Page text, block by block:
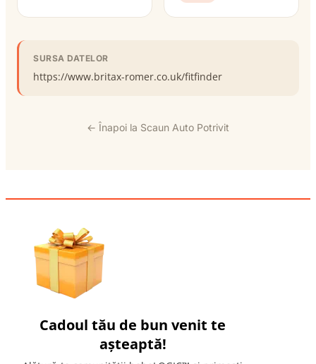
SURSA DATELOR
https://www.britax-romer.co.uk/fitfinder
← Înapoi la Scaun Auto Potrivit
Cadoul tău de bun venit te
așteaptă!